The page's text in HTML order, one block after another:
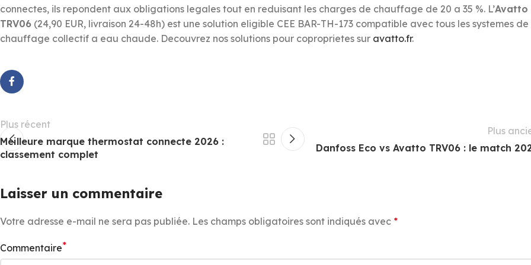
connectes, ils repondent aux obligations legales tout en reduisant les charges de chauffage de 20 a 35 %. L’Avatto
TRV06 (24,90 EUR, livraison 24-48h) est une solution eligible CEE BAR-TH-173 compatible avec tous les systemes de
chauffage collectif a eau chaude. Decouvrez nos solutions pour coproprietes sur avatto.fr.
Plus récent
Meilleure marque thermostat connecte 2026 :
classement complet
Plus
Danfoss Eco vs Avatto TRV06 : le match
Laisser un commentaire
Votre adresse e-mail ne sera pas publiée. Les champs obligatoires sont indiqués avec *
Commentaire*